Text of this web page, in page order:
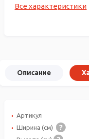
Все характеристики
Описание
Артикул
Ширина (см)